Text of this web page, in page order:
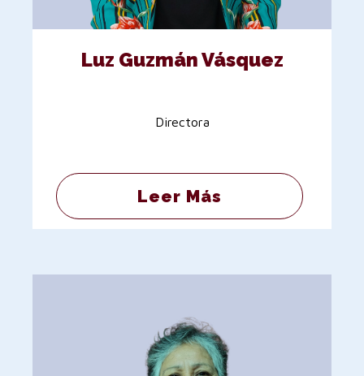
Luz Guzmán Vásquez
Directora
Leer Más